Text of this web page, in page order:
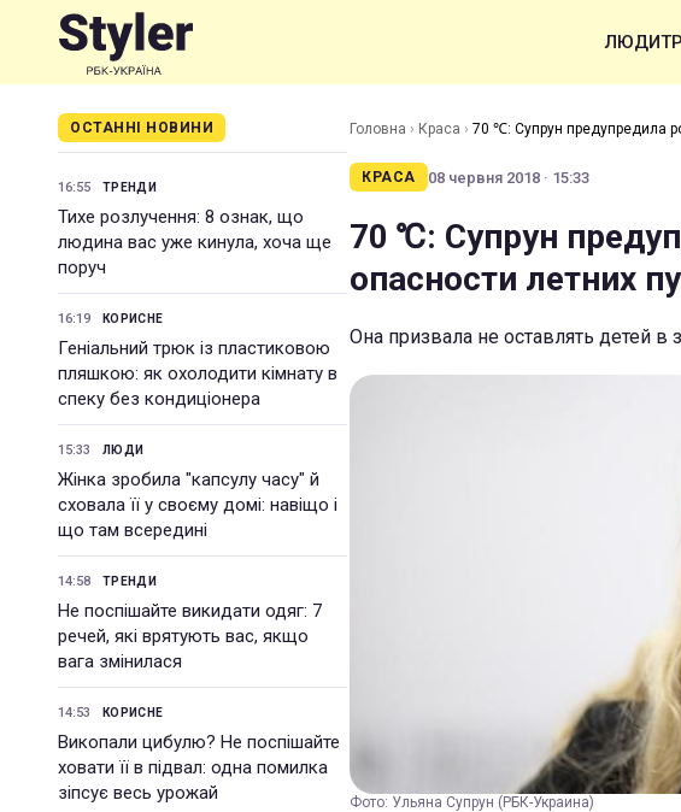
ЛЮДИ
ОСТАННІ НОВИНИ
16:55 ТРЕНДИ
Тихе розлучення: 8 ознак, що
людина вас уже кинула, хоча ще
поруч
16:19 КОРИСНЕ
Геніальний трюк із пластиковою
пляшкою: як охолодити кімнату в
спеку без кондиціонера
15:33 ЛЮДИ
Жінка зробила "капсулу часу" й
сховала її у своєму домі: навіщо і
що там всередині
14:58 ТРЕНДИ
Не поспішайте викидати одяг: 7
речей, які врятують вас, якщо
вага змінилася
14:53 КОРИСНЕ
Викопали цибулю? Не поспішайте
ховати її в підвал: одна помилка
зіпсує весь урожай
Головна › Краса › 70 ℃: Супрун предупредила
КРАСА 08 червня 2018 · 15:33
70 ℃: Супрун
опасности летних
Она призвала не оставлять детей
Фото: Ульяна Супрун (РБК-Украина)